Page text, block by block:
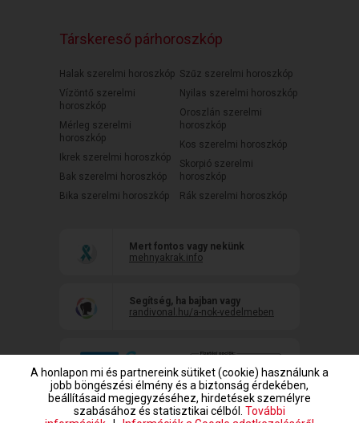
Társkereső párhoroszkóp
Halak szerelmi horoszkóp
Vízöntő szerelmi
horoszkóp
Mérleg szerelmi
horoszkóp
Ikrek szerelmi horoszkóp
Bak szerelmi horoszkóp
Bika szerelmi horoszkóp
Szűz szerelmi horoszkóp
Nyilas szerelmi horoszkóp
Oroszlán szerelmi
horoszkóp
Kos szerelmi horoszkóp
Skorpió szerelmi
horoszkóp
Rák szerelmi horoszkóp
Mert fontos vagy nekünk
mehnyakrak.info
Segítség, ha bajban vagy
randivonal.hu/a-nok-vedelmeben
A honlapon mi és partnereink sütiket (cookie) használunk a
jobb böngészési élmény és a biztonság érdekében,
beállításaid megjegyzéséhez, hirdetések személyre
szabásához és statisztikai célból. További